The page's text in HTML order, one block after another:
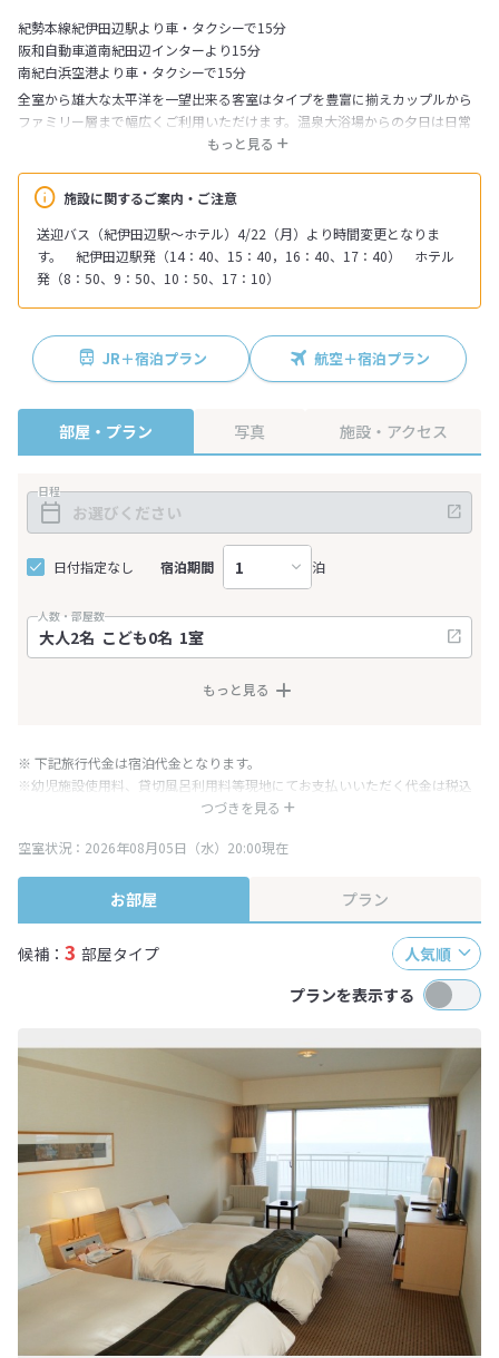
紀勢本線紀伊田辺駅より車・タクシーで15分
阪和自動車道南紀田辺インターより15分
南紀白浜空港より車・タクシーで15分
施設に関するご案内・ご注意
送迎バス（紀伊田辺駅～ホテル）4/22（月）より時間変更となりま
す。 紀伊田辺駅発（14：40、15：40，16：40、17：40） ホテル
発（8：50、9：50、10：50、17：10）
もっと見る
全室から雄大な太平洋を一望出来る客室はタイプを豊富に揃えカップルから
ファミリー層まで幅広くご利用いただけます。温泉大浴場からの夕日は日常
を忘れさせてくれ滑りのあるお湯はお肌をスベスベにしてくれます。世界遺
の繋がりを店内のデザインに用いた、レストランTHE DINING「IRODORI」
では「食の聖地巡礼」をコンセプトに和食の炭火料理やスペインにちなんだ
お料理をお楽しみ下さい。プール・フィットネスルーム・エステルーム・パ
ターゴルフ等設備も充実しています。
JR＋宿泊プラン 航空＋宿泊プラン
部屋・プラン 写真 施設・アクセス
日程
日付指定なし 宿泊期間 泊
人数・部屋数
もっと見る
つづきを見る
※ 下記旅行代金は宿泊代金となります。
※幼児施設使用料、貸切風呂利用料等現地にてお支払いいただく代金は税込
み表記となりますが、消費税増税に伴い代金が一部変更となる場合がござい
※表示されている旅行代金・プラン内容は一定時間ごとに更新されます。最
終確認画面でご確認ください。
空室状況：2026年08月05日（水）20:00現在
お部屋 プラン
候補： 3 部屋タイプ
人気順
プランを表示する